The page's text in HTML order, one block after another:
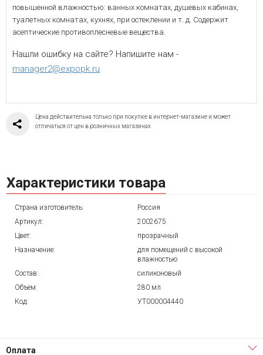
повышенной влажностью: ванных комнатах, душевых кабинах,
туалетных комнатах, кухнях, при остеклении и т. д. Содержит
асептические противоплесневые вещества.
Нашли ошибку на сайте? Напишите нам -
manager2@expopk.ru
Цена действительна только при покупке в интернет-магазине и может
отличаться от цен в розничных магазинах
Характеристики товара
Страна изготовитель:
Россия
Артикул:
2002675
Цвет:
прозрачный
Назначение:
для помещений с высокой
влажностью
Состав:
силиконовый
Объем:
280 мл
Код:
УТ000004440
Оплата